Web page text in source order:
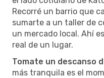
Recorré un barrio que
sumarte a un taller de
un mercado local. Ahí
real de un lugar.
Tomate un descanso
más tranquila es el